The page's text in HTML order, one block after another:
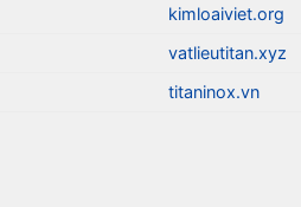
kimloaiviet.org
vatlieutitan.xyz
titaninox.vn